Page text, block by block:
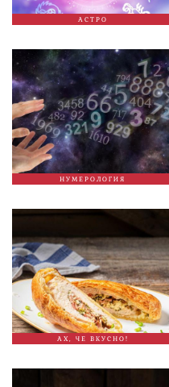
АСТРО
НУМЕРОЛОГИЯ
АХ, ЧЕ ВКУСНО!